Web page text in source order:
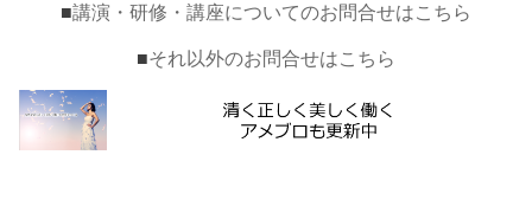
■講演・研修・講座についてのお問合せはこちら
■それ以外のお問合せはこちら